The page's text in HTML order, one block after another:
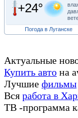
+24°
Погода в Луганске
Актуальные
Купить авто на
Лучшие фильмы
Вся работа в
ТВ -программа